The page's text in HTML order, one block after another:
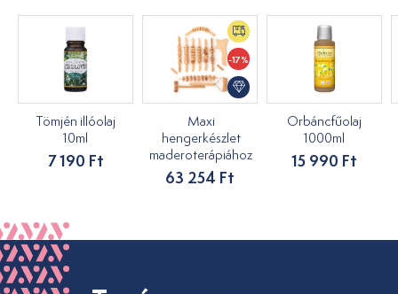
Tömjén illóolaj
10ml
7 190 Ft
-17%
Maxi
hengerkészlet
maderoterápiához
63 254 Ft
Orbáncfűolaj
1000ml
15 990 Ft